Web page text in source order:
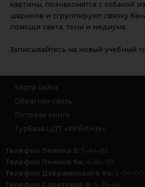
картины, познакомятся с собакой
шариков и сгруппируют связку
помощи света, тени и медиума.
Записывайтесь на новый учебный
Карта сайта
Обратная связь
Гостевая книга
Турбаза ЦДТ «ХИБИНЫ»
Телефон Ленина 5: 5-44-85
Телефон Ленина 9а: 4-84-99
Телефон Дзержинского 9а: 5-94-00
Телефон Советская 8: 5-26-84